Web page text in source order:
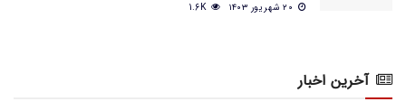
1.6K
آخرین اخبار
اخبار عمومی بازار